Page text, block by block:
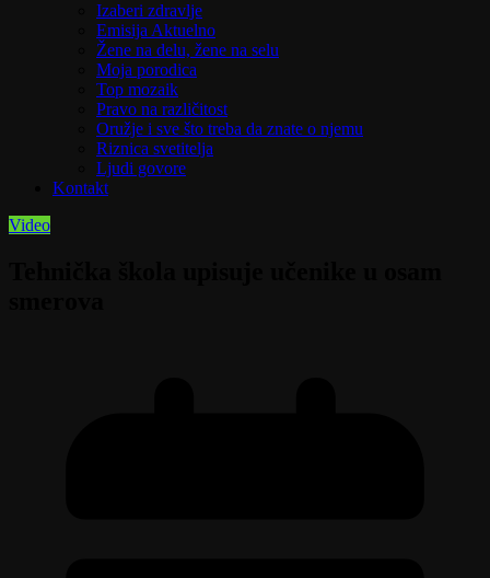
Izaberi zdravlje
Emisija Aktuelno
Žene na delu, žene na selu
Moja porodica
Top mozaik
Pravo na različitost
Oružje i sve što treba da znate o njemu
Riznica svetitelja
Ljudi govore
Kontakt
Video